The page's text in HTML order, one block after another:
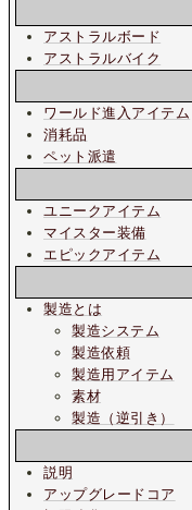
アストラルボード
アストラルバイク
ワールド進入アイテム
消耗品
ペット派遣
ユニークアイテム
マイスター装備
エピックアイテム
製造とは
製造システム
製造依頼
製造用アイテム
素材
製造（逆引き）
説明
アップグレードコア